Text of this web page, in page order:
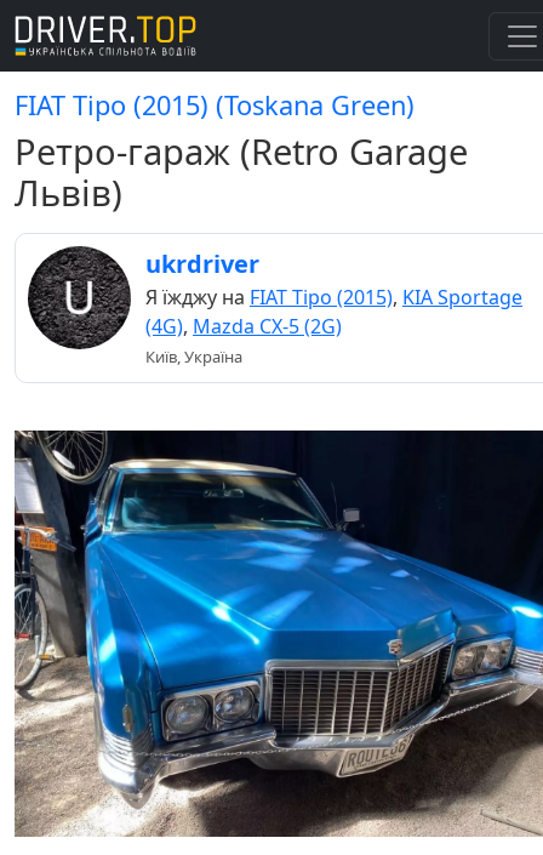
FIAT Tipo (2015) (Toskana Green)
Ретро-гараж (Retro Garage
Львів)
ukrdriver
Я їжджу на FIAT Tipo (2015), KIA Sportage
(4G), Mazda CX-5 (2G)
Київ, Україна